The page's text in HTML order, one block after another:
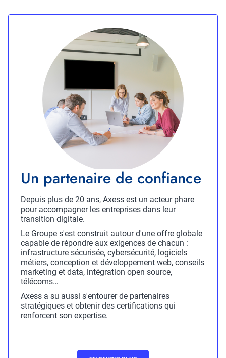
Titre
Un partenaire de confiance
Description
Depuis plus de 20 ans, Axess est un acteur phare
pour accompagner les entreprises dans leur
transition digitale.
Le Groupe s'est construit autour d'une offre globale
capable de répondre aux exigences de chacun :
infrastructure sécurisée, cybersécurité, logiciels
métiers, conception et développement web, conseils
marketing et data, intégration open source,
télécoms…
Axess a su aussi s'entourer de partenaires
stratégiques et obtenir des certifications qui
renforcent son expertise.